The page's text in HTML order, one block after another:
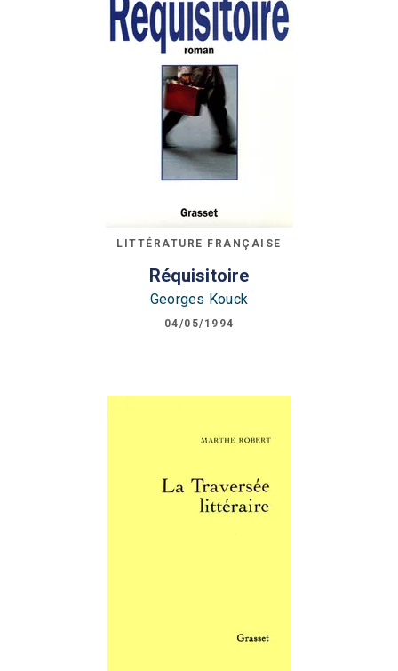
LITTÉRATURE FRANÇAISE
Réquisitoire
Georges Kouck
04/05/1994